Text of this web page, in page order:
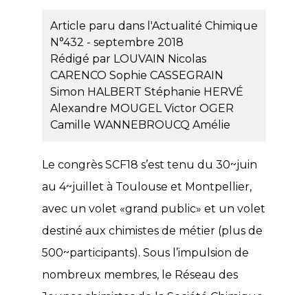
Article paru dans l'Actualité Chimique
N°432 - septembre 2018
Rédigé par LOUVAIN Nicolas
CARENCO Sophie CASSEGRAIN
Simon HALBERT Stéphanie HERVÉ
Alexandre MOUGEL Victor OGER
Camille WANNEBROUCQ Amélie
Le congrès SCF18 s’est tenu du 30~juin
au 4~juillet à Toulouse et Montpellier,
avec un volet «grand public» et un volet
destiné aux chimistes de métier (plus de
500~participants). Sous l’impulsion de
nombreux membres, le Réseau des